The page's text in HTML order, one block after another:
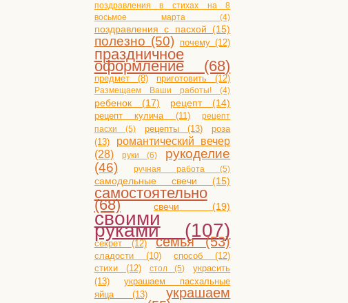
поздравления в стихах на 8
восьмое марта (4)
поздравления с пасхой (15)
полезно (50) почему (12)
праздничное
оформление (68)
предмет (8) приготовить (12)
Размещаем Ваши работы! (4)
ребенок (17)
рецепт (14)
рецепт кулича (11)
рецепт
пасхи (5)
рецепты (13)
роза
(13)
романтический вечер
(28)
руки (6)
рукоделие
(46)
ручная работа (5)
самодельные свечи (15)
самостоятельно
(68) свечи (19)
своими
руками (107)
секрет (12) семья (53)
сладости (10)
способ (12)
стихи (12)
стол (5)
украсить
(13)
украшаем пасхальные
яйца (13)
украшаем